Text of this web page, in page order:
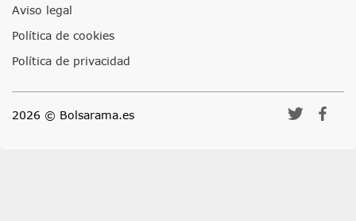
Aviso legal
Política de cookies
Política de privacidad
2026 © Bolsarama.es